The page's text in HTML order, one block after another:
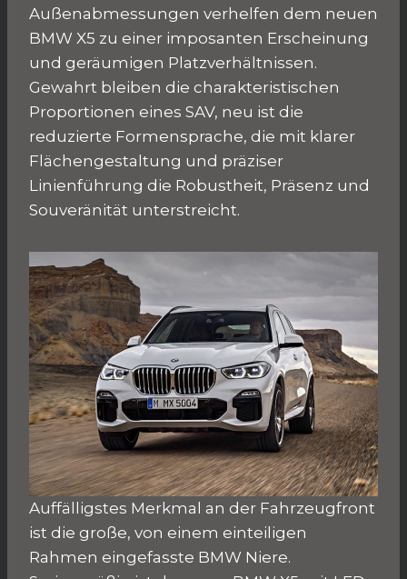
Außenabmessungen verhelfen dem neuen
BMW X5 zu einer imposanten Erscheinung
und geräumigen Platzverhältnissen.
Gewahrt bleiben die charakteristischen
Proportionen eines SAV, neu ist die
reduzierte Formensprache, die mit klarer
Flächengestaltung und präziser
Linienführung die Robustheit, Präsenz und
Souveränität unterstreicht.
Auffälligstes Merkmal an der Fahrzeugfront
ist die große, von einem einteiligen
Rahmen eingefasste BMW Niere.